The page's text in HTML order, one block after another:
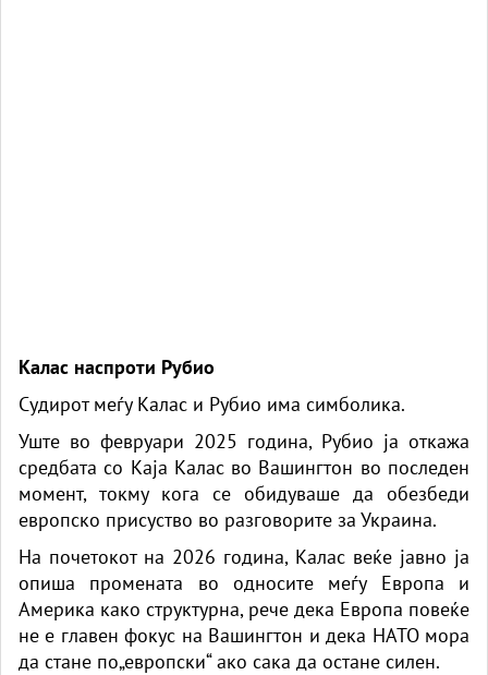
Калас наспроти Рубио
Судирот меѓу Калас и Рубио има симболика.
Уште во февруари 2025 година, Рубио ја откажа
средбата со Каја Калас во Вашингтон во последен
момент, токму кога се обидуваше да обезбеди
европско присуство во разговорите за Украина.
На почетокот на 2026 година, Калас веќе јавно ја
опиша промената во односите меѓу Европа и
Америка како структурна, рече дека Европа повеќе
не е главен фокус на Вашингтон и дека НАТО мора
да стане по„европски“ ако сака да остане силен.